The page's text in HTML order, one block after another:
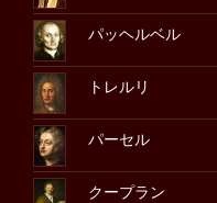
パッヘルベル
トレルリ
パーセル
クープラン